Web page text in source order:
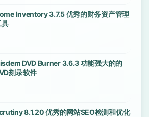
Inventory 3.7.5 优秀的财务资产管理
DVD Burner 3.6.3 功能强大的的
刻录软件
8.1.20 优秀的网站SEO检测和优化